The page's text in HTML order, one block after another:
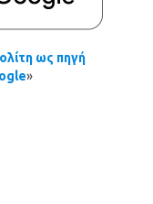
ως πηγή
»